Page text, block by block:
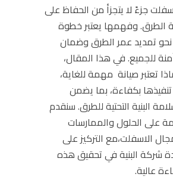
جزءً لا يتجزأ من الحفاظ على
الطرق. وفهمها يعتبر خطوة
تمديد عمر الطرق وضمان
للجميع. في هذا المقال،
تعتبرصيانة مهمة للغاية،
بكفاءة، بما يضمن
البنية التحتية للطرق. سنقدم
على الحلول والممارسات
الاسفلت،مع التركيز على
شركة البنية في تحقيق هذه
عالية.